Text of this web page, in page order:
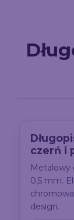
czerń i
Metalowy
0,5 mm.
design.